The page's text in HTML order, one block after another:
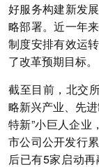
好服务构建新发
略部署。近一年
制度安排有效运
了改革预期目标。
截至目前，北交
略新兴产业、先
特新”小巨人企业
市公司公开发行
后已有5家启动